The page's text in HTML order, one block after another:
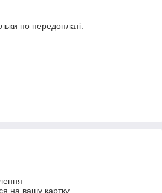
по передоплаті.
на вашу картку